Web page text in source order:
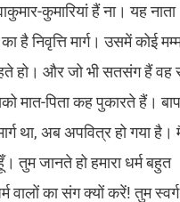
कुमारियां हैं ना। यह नाता
है निवृत्ति मार्ग। उसमें कोई
हो। और जो भी सतसंग हैं वह
मात-पिता कह पुकारते हैं। बाप
था, अब अपवित्र हो गया है।
तुम जानते हो हमारा धर्म बहुत
वालों का संग क्यों करें! तुम